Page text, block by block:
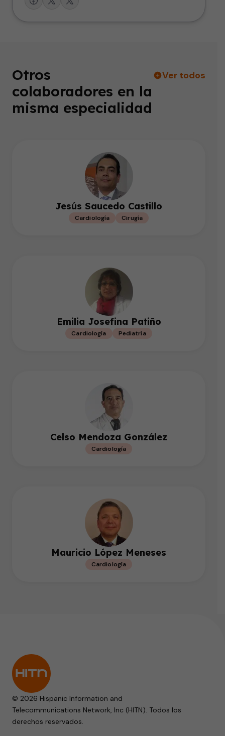
Otros
colaboradores en la
misma especialidad
Ver todos
Jesús Saucedo Castillo
Cardiología Cirugía
Emilia Josefina Patiño
Cardiología Pediatría
Celso Mendoza González
Cardiología
Mauricio López Meneses
Cardiología
© 2026 Hispanic Information and
Telecommunications Network, Inc (HITN). Todos los
derechos reservados.